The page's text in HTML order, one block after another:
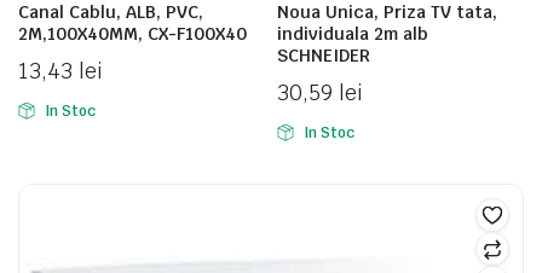
Canal Cablu, ALB, PVC,
2M,100X40MM, CX-F100X40
13,43 lei
In Stoc
Noua Unica, Priza TV tata,
individuala 2m alb
SCHNEIDER
30,59 lei
In Stoc